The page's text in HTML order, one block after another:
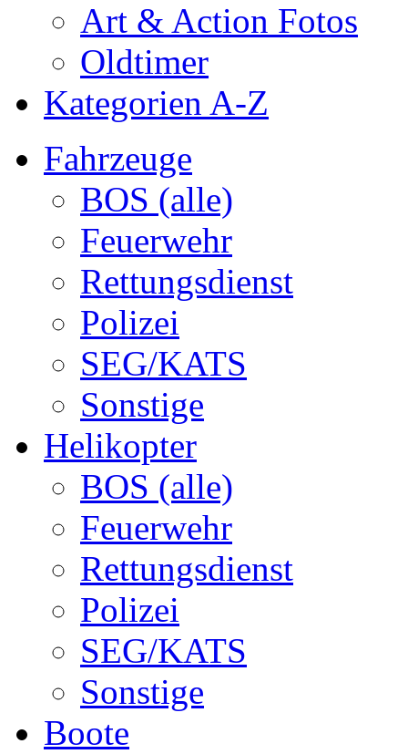
Art & Action Fotos
Oldtimer
Kategorien A-Z
Fahrzeuge
BOS (alle)
Feuerwehr
Rettungsdienst
Polizei
SEG/KATS
Sonstige
Helikopter
BOS (alle)
Feuerwehr
Rettungsdienst
Polizei
SEG/KATS
Sonstige
Boote